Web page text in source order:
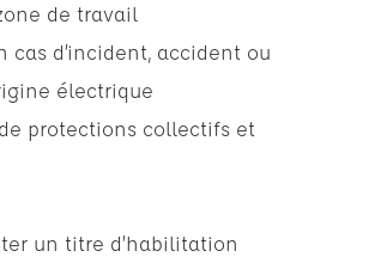
de travail
cas d’incident, accident ou
électrique
protections collectifs et
un titre d’habilitation